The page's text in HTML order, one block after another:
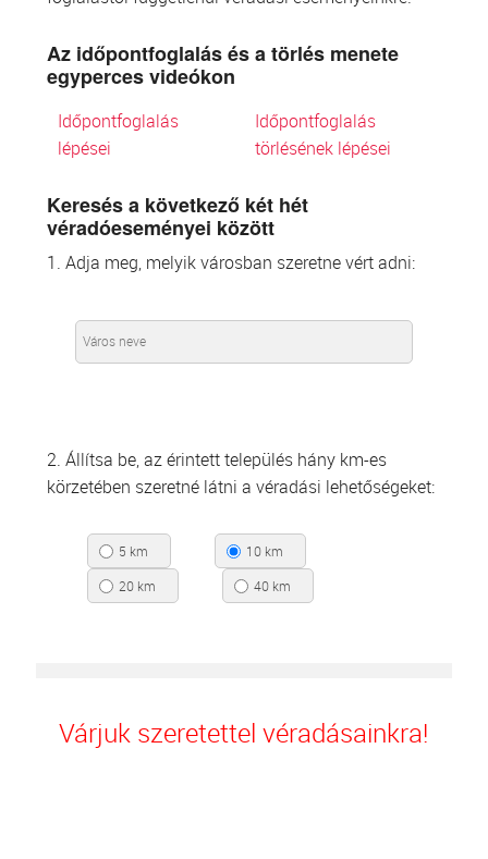
Az időpontfoglalás és a törlés menete
egyperces videókon
Időpontfoglalás
lépései
Időpontfoglalás
törlésének lépései
Keresés a következő két hét
véradóeseményei között
1. Adja meg, melyik városban szeretne vért adni:
2. Állítsa be, az érintett település hány km-es
körzetében szeretné látni a véradási lehetőségeket:
5 km
10 km
20 km
40 km
Várjuk szeretettel véradásainkra!